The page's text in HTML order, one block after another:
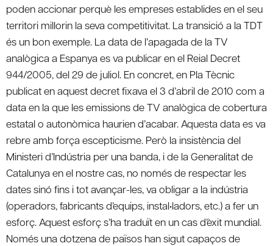
poden accionar perquè les empreses establides en el seu
territori millorin la seva competitivitat. La transició a la TDT
és un bon exemple. La data de l’apagada de la TV
analògica a Espanya es va publicar en el Reial Decret
944/2005, del 29 de juliol. En concret, en Pla Tècnic
publicat en aquest decret fixava el 3 d’abril de 2010 com a
data en la que les emissions de TV analògica de cobertura
estatal o autonòmica haurien d’acabar. Aquesta data es va
rebre amb força escepticisme. Però la insistència del
Ministeri d’Indústria per una banda, i de la Generalitat de
Catalunya en el nostre cas, no només de respectar les
dates sinó fins i tot avançar-les, va obligar a la indústria
(operadors, fabricants d’equips, instal•ladors, etc.) a fer un
esforç. Aquest esforç s’ha traduït en un cas d’èxit mundial.
Només una dotzena de països han sigut capaços de